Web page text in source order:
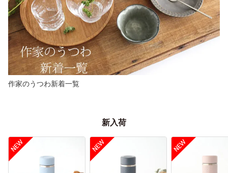
作家のうつわ新着一覧
新入荷